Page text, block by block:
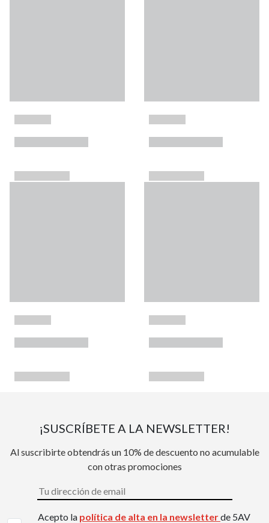
¡SUSCRÍBETE A LA NEWSLETTER!
Al suscribirte obtendrás un 10% de descuento no acumulable
con otras promociones
Acepto la política de alta en la newsletterde 5AV